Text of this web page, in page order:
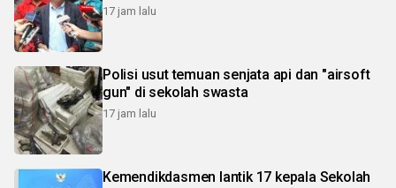
17 jam lalu
Polisi usut temuan senjata api dan "airsoft
gun" di sekolah swasta
17 jam lalu
Kemendikdasmen lantik 17 kepala Sekolah